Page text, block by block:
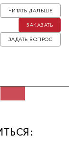
правления
ЗАДАТЬ ВОПРОС
ЗАКАЗАТЬ
ЧИТАТЬ ДАЛЬШЕ